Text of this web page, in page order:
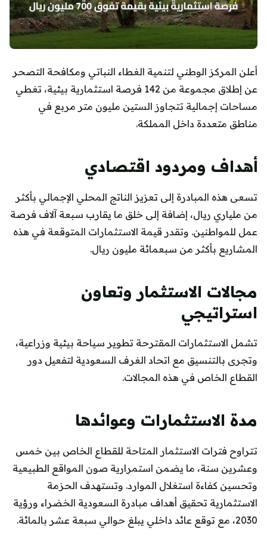
أعلن المركز الوطني لتنمية الغطاء النباتي ومكافحة التصحر
عن إطلاق مجموعة من 142 فرصة استثمارية بيئية، تغطي
مساحات إجمالية تتجاوز الستين مليون متر مربع في
مناطق متعددة داخل المملكة.
أهداف ومردود اقتصادي
تسعى هذه المبادرة إلى تعزيز الناتج المحلي الإجمالي بأكثر
من ملياري ريال، إضافة إلى خلق ما يقارب سبعة آلاف فرصة
عمل للمواطنين. وتقدر قيمة الاستثمارات المتوقعة في هذه
المشاريع بأكثر من سبعمائة مليون ريال.
مجالات الاستثمار وتعاون
استراتيجي
تشمل الاستثمارات المقترحة تطوير سياحة بيئية وزراعية،
وتجرى بالتنسيق مع اتحاد الغرف السعودية لتفعيل دور
القطاع الخاص في هذه المجالات.
مدة الاستثمارات وعوائدها
تتراوح فترات الاستثمار المتاحة للقطاع الخاص بين خمس
وعشرين سنة، ما يضمن استمرارية صون المواقع الطبيعية
وتحسين كفاءة استغلال الموارد. وتستهدف الحزمة
الاستثمارية تحقيق أهداف مبادرة السعودية الخضراء ورؤية
2030، مع توقع عائد داخلي يبلغ حوالي سبعة عشر بالمائة.